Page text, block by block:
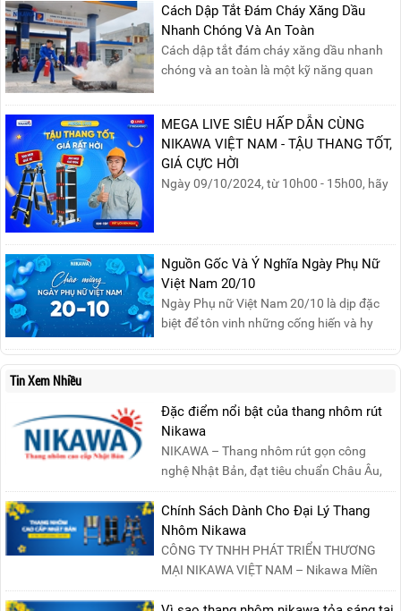
Thứ Ba, ngày 29/04/2025 đến hết Chủ
Nhật, ngày 04/05/2025.T...
Cách Dập Tắt Đám Cháy Xăng Dầu
Nhanh Chóng Và An Toàn
Cách dập tắt đám cháy xăng dầu nhanh
chóng và an toàn là một kỹ năng quan
cháy xăng dầu rất dễ lan rộng và gây thiệt
hại nghiêm trọng nếu không được xử lý kịp
thời. Vì vậy, việc hiểu rõ các phương pháp
dập tắt...
MEGA LIVE SIÊU HẤP DẪN CÙNG
NIKAWA VIỆT NAM - TẬU THANG TỐT,
GIÁ CỰC HỜI
Ngày 09/10/2024, từ 10h00 - 15h00, hãy
phần quà siêu hấp dẫn và mua sắm
những sản phẩm thang chính hãng với
mức giá không thể tốt hơn!Tham gia
Mega Live, bạn sẽ nhận được gì?...
Nguồn Gốc Và Ý Nghĩa Ngày Phụ Nữ
Việt Nam 20/10
Ngày Phụ nữ Việt Nam 20/10 là dịp đặc
biệt để tôn vinh những cống hiến và hy
Khởi nguồn từ sự ra đời của Hội Phụ nữ
này không chỉ ghi nhận vai trò quan trọng
của phụ nữ ...
Tin Xem Nhiều
Đặc điểm nổi bật của thang nhôm rút
Nikawa
NIKAWA – Thang nhôm rút gọn công
nghệ Nhật Bản, đạt tiêu chuẩn Châu Âu,
đảm bảo sự an toàn tuy....
Chính Sách Dành Cho Đại Lý Thang
Nhôm Nikawa
CÔNG TY TNHH PHÁT TRIỂN THƯƠNG
MẠI NIKAWA VIỆT NAM – Nikawa Miền
Bắc: Số 19, Đường Trung ....